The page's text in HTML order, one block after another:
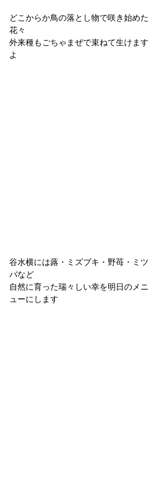
どこからか鳥の落とし物で咲き始めた
花々
外来種もごちゃまぜで束ねて生けます
よ
谷水横には蕗・ミズブキ・野苺・ミツ
バなど
自然に育った瑞々しい幸を明日のメニ
ューにします